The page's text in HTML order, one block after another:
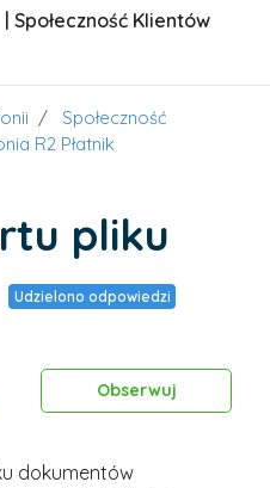
| Społeczność Klientów
Społeczność
R2 Płatnik
pliku
Udzielono odpowiedzi
Obserwuj
dokumentów